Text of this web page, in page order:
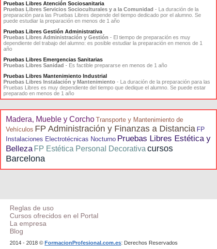
Pruebas Libres Atención Sociosanitaria
Pruebas Libres Servicios Socioculturales y a la Comunidad - La duración de la
preparación para las Pruebas Libres depende del tiempo dedicado por el alumno. Se
puede estudiar la preparación en menos de 1 año
Pruebas Libres Gestión Administrativa
Pruebas Libres Administración y Gestión - El tiempo de preparación es muy
dependiente del trabajo del alumno: es posible estudiar la preparación en menos de 1
año
Pruebas Libres Emergencias Sanitarias
Pruebas Libres Sanidad - Es factible prepararse en menos de 1 año
Pruebas Libres Mantenimiento Industrial
Pruebas Libres Instalación y Mantenimiento - La duración de la preparación para las
Pruebas Libres es muy dependiente del tiempo que dedique el alumno. Se puede estar
preparado en menos de 1 año
Madera, Mueble y Corcho Transporte y Mantenimiento de
Vehículos FP Administración y Finanzas a Distancia FP
Instalaciones Electrotécnicas Nocturno Pruebas Libres Estética y
Belleza FP Estética Personal Decorativa cursos
Barcelona
Reglas de uso
Cursos ofrecidos en el Portal
La empresa
Blog
2014 - 2018 © FormacionProfesional.com.es: Derechos Reservados